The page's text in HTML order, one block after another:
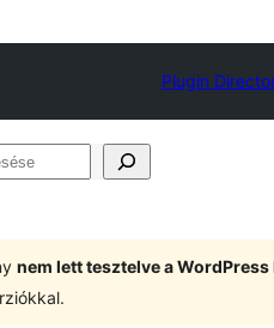
Plugin
nem lett tesztelve a